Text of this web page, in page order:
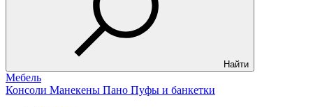
Найти
Мебель
Консоли Манекены Пано Пуфы и банкетки